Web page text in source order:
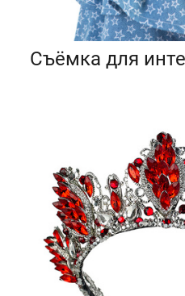
Съёмка для